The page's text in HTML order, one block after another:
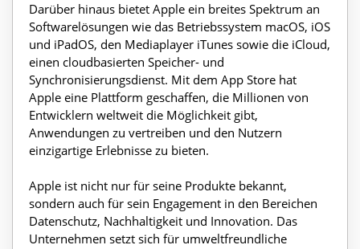
Darüber hinaus bietet Apple ein breites Spektrum an
Softwarelösungen wie das Betriebssystem macOS, iOS
und iPadOS, den Mediaplayer iTunes sowie die iCloud,
einen cloudbasierten Speicher- und
Synchronisierungsdienst. Mit dem App Store hat
Apple eine Plattform geschaffen, die Millionen von
Entwicklern weltweit die Möglichkeit gibt,
Anwendungen zu vertreiben und den Nutzern
einzigartige Erlebnisse zu bieten.
Apple ist nicht nur für seine Produkte bekannt,
sondern auch für sein Engagement in den Bereichen
Datenschutz, Nachhaltigkeit und Innovation. Das
Unternehmen setzt sich für umweltfreundliche